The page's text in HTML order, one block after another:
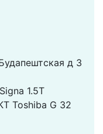
д 3
1.5T
Toshiba G 32